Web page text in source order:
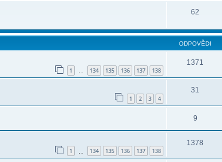
62
ODPOVĚDI
1 134 135 136 137 138
1371
1 2 3 4
31
9
1 134 135 136 137 138
1378